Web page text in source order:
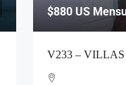
$880 US
V233 – VILLAS